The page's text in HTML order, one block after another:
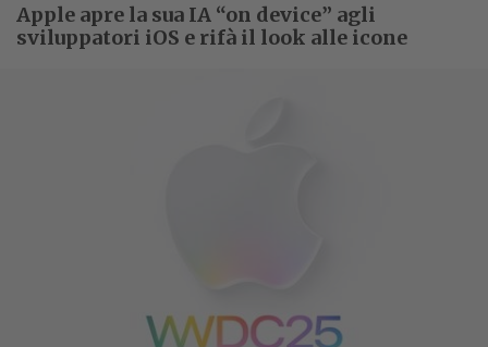
Apple apre la sua IA “on device” agli
sviluppatori iOS e rifà il look alle icone